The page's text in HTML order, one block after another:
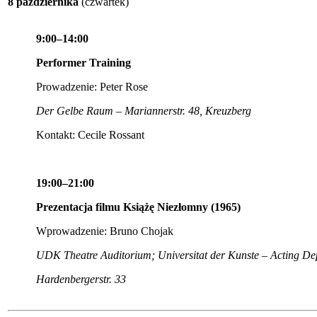
9:00–14:00
Performer Training
Prowadzenie: Peter Rose
Der Gelbe Raum – Mariannerstr. 48, Kreuzberg
Kontakt: Cecile Rossant
19:00–21:00
Prezentacja filmu Książę Niezłomny (1965)
Wprowadzenie: Bruno Chojak
UDK Theatre Auditorium; Universitat der Kunste – Acting
Hardenbergerstr. 33